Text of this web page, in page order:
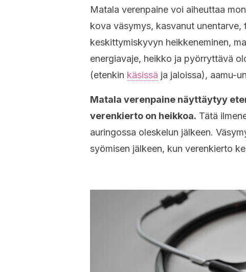
Matala verenpaine voi aiheuttaa
kova väsymys, kasvanut unentarve,
keskittymiskyvyn heikkeneminen,
energiavaje, heikko ja pyörryttävä
(etenkin käsissä ja jaloissa), aamu-
Matala verenpaine näyttäytyy
verenkierto on heikkoa. Tätä
auringossa oleskelun jälkeen.
syömisen jälkeen, kun verenkierto